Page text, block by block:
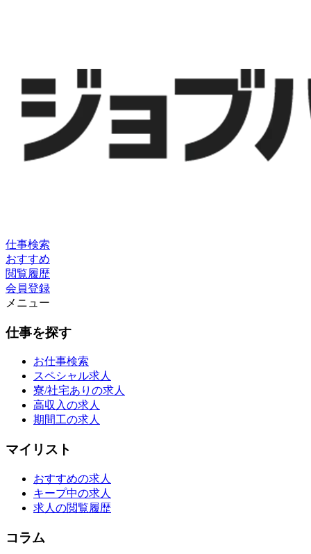
仕事検索
おすすめ
閲覧履歴
会員登録
メニュー
仕事を探す
お仕事検索
スペシャル求人
寮/社宅ありの求人
高収入の求人
期間工の求人
マイリスト
おすすめの求人
キープ中の求人
求人の閲覧履歴
コラム